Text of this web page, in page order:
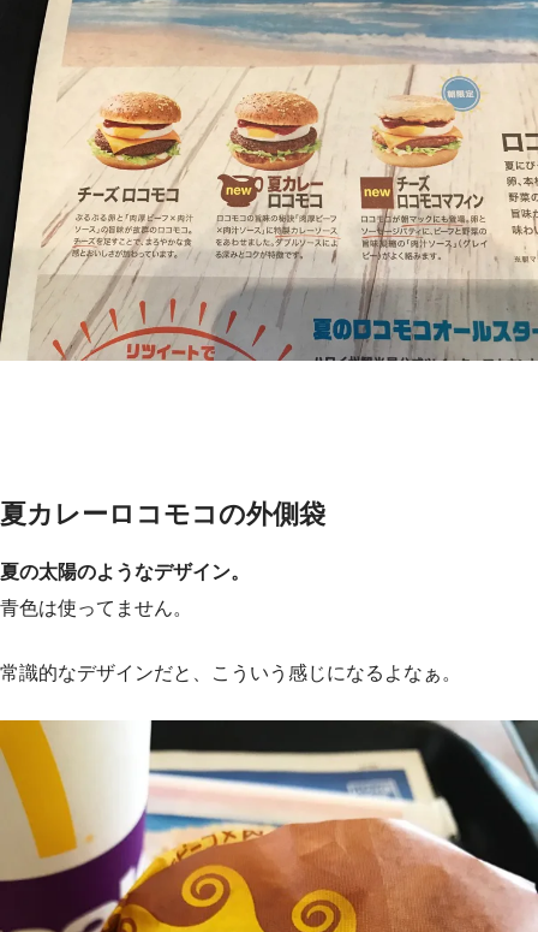
夏カレーロコモコの外側袋
夏の太陽のようなデザイン。
青色は使ってません。
常識的なデザインだと、こういう感じになるよなぁ。